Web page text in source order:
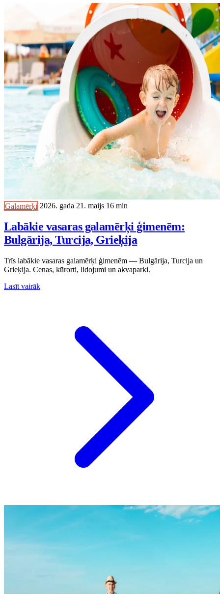
Galamērķi 2026. gada 21. maijs 16 min
Labākie vasaras galamērķi ģimenēm:
Bulgārija, Turcija, Grieķija
Trīs labākie vasaras galamērķi ģimenēm — Bulgārija, Turcija un
Grieķija. Cenas, kūrorti, lidojumi un akvaparki.
Lasīt vairāk